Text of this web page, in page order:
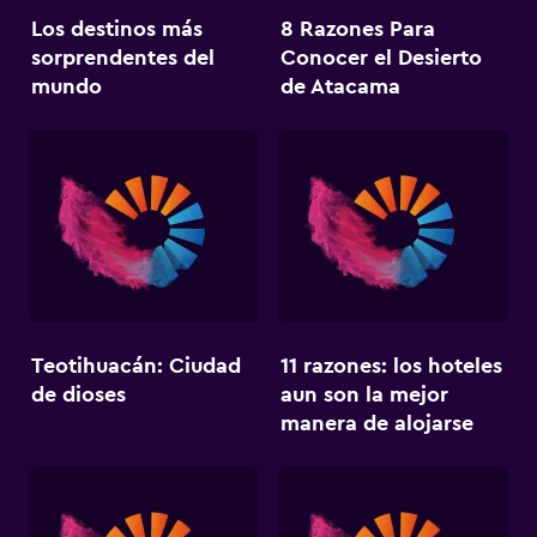
Los destinos más
sorprendentes del
mundo
8 Razones Para
Conocer el Desierto
de Atacama
Teotihuacán: Ciudad
de dioses
11 razones: los hoteles
aun son la mejor
manera de alojarse